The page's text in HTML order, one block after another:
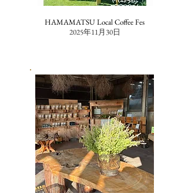
HAMAMATSU Local Coffee Fes
2025年11月30日